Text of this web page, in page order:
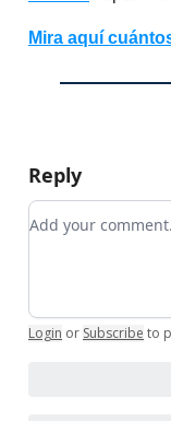
Mira aquí
Reply
Add your
Login or Subscribe to